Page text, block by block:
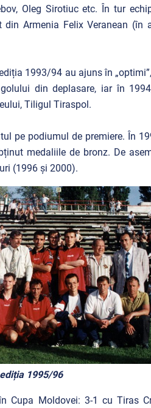
Oleg Sirotiuc etc. În tur
Armenia Felix Veranean (în
1993/94 au ajuns în
din deplasare, iar în
Tiligul Tiraspol.
pe podiumul de premiere. În
medaliile de bronz. De
(1996 și 2000).
1995/96
Cupa Moldovei: 3-1 cu Tiras